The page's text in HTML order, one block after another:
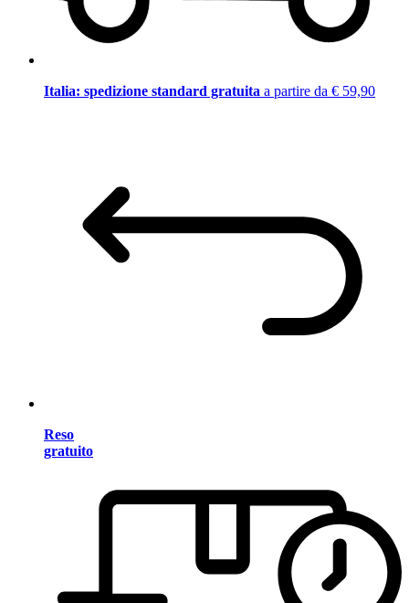
Italia: spedizione standard gratuita a partire da € 59,90
Reso
gratuito